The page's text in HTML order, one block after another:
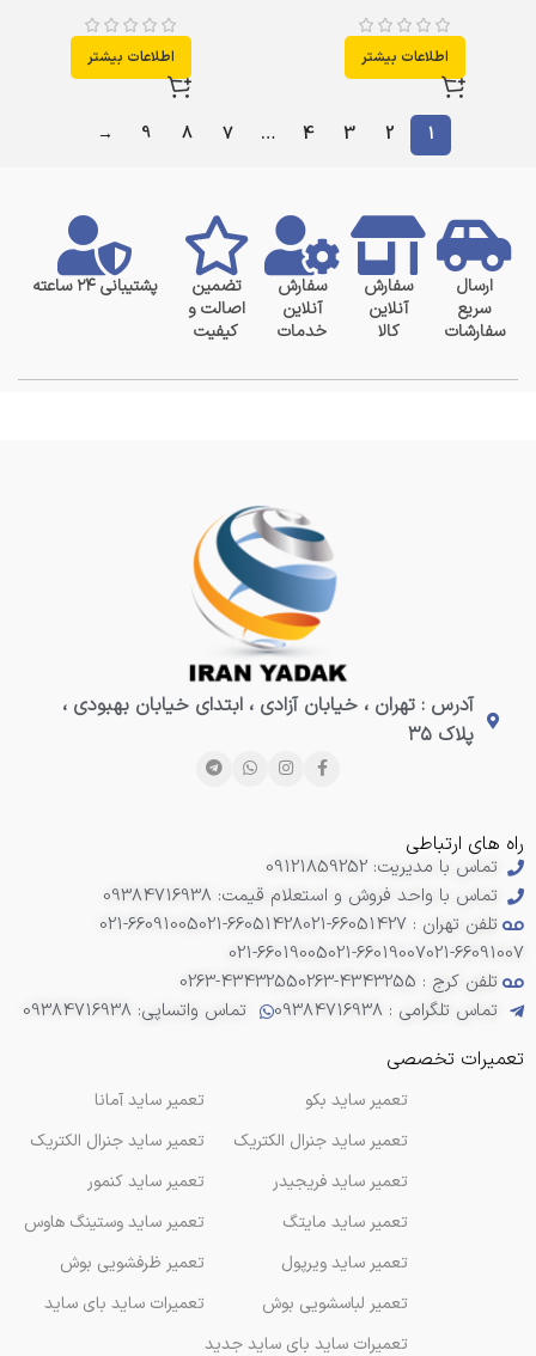
اطلاعات بیشتر اطلاعات بیشتر
1
2
3
4
…
7
8
9
→
ارسال
سریع
سفارشات
سفارش
آنلاین
کالا
سفارش
آنلاین
خدمات
تضمین
اصالت و
کیفیت
پشتیبانی ۲۴ ساعته
آدرس : تهران ، خیابان آزادی ، ابتدای خیابان بهبودی ،
پلاک ۳۵
راه های ارتباطی
تماس با مدیریت: 09121859252
تماس با واحد فروش و استعلام قیمت: 09384716938
تلفن تهران : 66051427-021
021-66051428
021-66091005
021-66091007
021-66019007
021-66019005
تلفن کرج : 4343255-0263
0263-4343255
تماس تلگرامی : 09384716938
تماس واتساپی: 09384716938
تعمیرات تخصصی
تعمیر ساید آمانا
تعمیر ساید جنرال الکتریک
تعمیر ساید کنمور
تعمیر ساید وستینگ هاوس
تعمیر ظرفشویی بوش
تعمیرات ساید بای ساید
تعمیر ساید بکو
تعمیر ساید جنرال الکتریک
تعمیر ساید فریجیدر
تعمیر ساید مایتگ
تعمیر ساید ویرپول
تعمیر لباسشویی بوش
تعمیرات ساید بای ساید جدید